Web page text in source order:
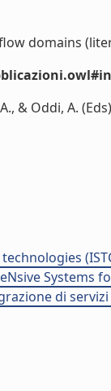
domains
& Oddi, A.
Systems
di